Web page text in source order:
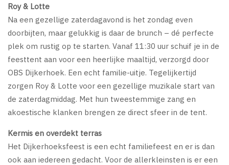
Roy & Lotte
Na een gezellige zaterdagavond is het zondag even
doorbijten, maar gelukkig is daar de brunch – dé perfecte
plek om rustig op te starten. Vanaf 11:30 uur schuif je in de
feesttent aan voor een heerlijke maaltijd, verzorgd door
OBS Dijkerhoek. Een echt familie-uitje. Tegelijkertijd
zorgen Roy & Lotte voor een gezellige muzikale start van
de zaterdagmiddag. Met hun tweestemmige zang en
akoestische klanken brengen ze direct sfeer in de tent.
Kermis en overdekt terras
Het Dijkerhoeksfeest is een echt familiefeest en er is dan
ook aan iedereen gedacht. Voor de allerkleinsten is er een